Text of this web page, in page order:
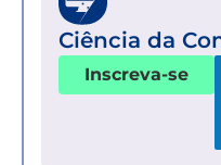
Ciência da
Inscreva-se